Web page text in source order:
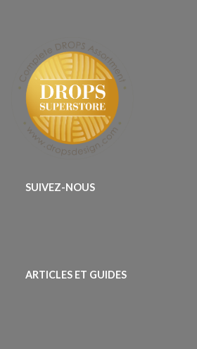
SUIVEZ-NOUS
ARTICLES ET GUIDES